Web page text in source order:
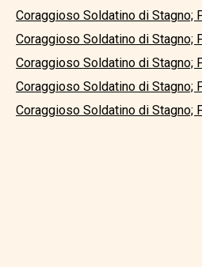
Coraggioso Soldatino di Stagno;
Coraggioso Soldatino di Stagno;
Coraggioso Soldatino di Stagno;
Coraggioso Soldatino di Stagno;
Coraggioso Soldatino di Stagno;